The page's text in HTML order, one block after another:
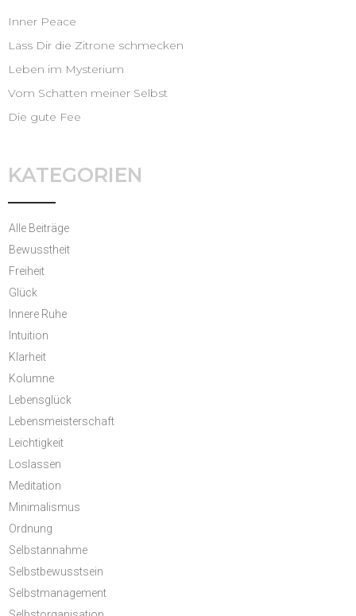
Inner Peace
Lass Dir die Zitrone schmecken
Leben im Mysterium
Vom Schatten meiner Selbst
Die gute Fee
KATEGORIEN
Alle Beiträge
Bewusstheit
Freiheit
Glück
Innere Ruhe
Intuition
Klarheit
Kolumne
Lebensglück
Lebensmeisterschaft
Leichtigkeit
Loslassen
Meditation
Minimalismus
Ordnung
Selbstannahme
Selbstbewusstsein
Selbstmanagement